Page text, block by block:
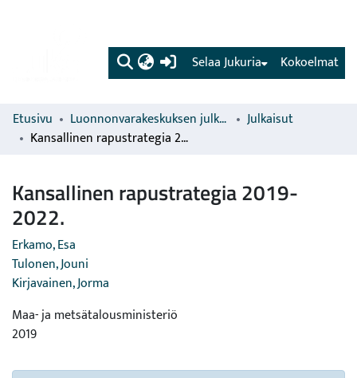
(current) Kokoelmat
Selaa Jukuria
Etusivu Luonnonvarakeskuksen julkaisut
Julkaisut
Kansallinen rapustrategia 2019-2022.
Kansallinen rapustrategia 2019-
2022.
Erkamo, Esa
Tulonen, Jouni
Kirjavainen, Jorma
Maa- ja metsätalousministeriö
2019